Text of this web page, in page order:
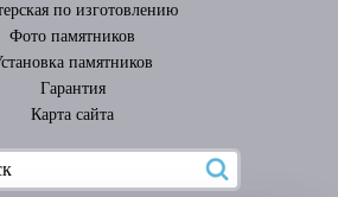
по изготовлению
Фото памятников
памятников
Гарантия
Карта сайта